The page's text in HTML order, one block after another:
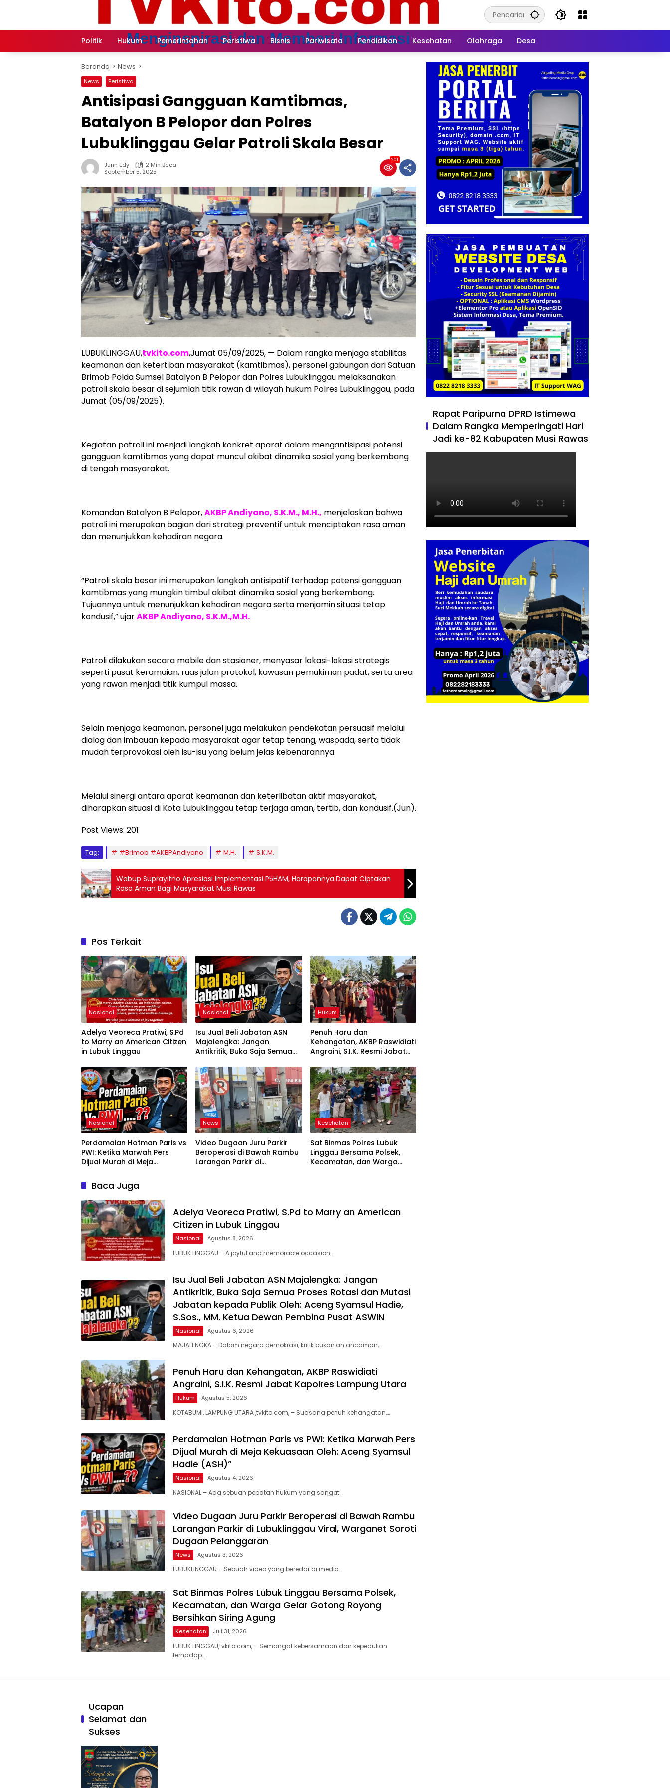
Politik
Hukum Pemerintahan Peristiwa Bisnis Pariwisata Pendidikan Kesehatan Olahraga Desa
Beranda News
News Peristiwa
Antisipasi Gangguan Kamtibmas,
Batalyon B Pelopor dan Polres
Lubuklinggau Gelar Patroli Skala Besar
Junn Edy
2 Min Baca
September 5, 2025
201
LUBUKLINGGAU,tvkito.com,Jumat 05/09/2025, — Dalam rangka menjaga stabilitas
keamanan dan ketertiban masyarakat (kamtibmas), personel gabungan dari Satuan
Brimob Polda Sumsel Batalyon B Pelopor dan Polres Lubuklinggau melaksanakan
patroli skala besar di sejumlah titik rawan di wilayah hukum Polres Lubuklinggau, pada
Jumat (05/09/2025).
Kegiatan patroli ini menjadi langkah konkret aparat dalam mengantisipasi potensi
gangguan kamtibmas yang dapat muncul akibat dinamika sosial yang berkembang
di tengah masyarakat.
Komandan Batalyon B Pelopor,AKBP Andiyano, S.K.M., M.H., menjelaskan bahwa
patroli ini merupakan bagian dari strategi preventif untuk menciptakan rasa aman
dan menunjukkan kehadiran negara.
“Patroli skala besar ini merupakan langkah antisipatif terhadap potensi gangguan
kamtibmas yang mungkin timbul akibat dinamika sosial yang berkembang.
Tujuannya untuk menunjukkan kehadiran negara serta menjamin situasi tetap
kondusif,” ujarAKBP Andiyano, S.K.M.,M.H.
Patroli dilakukan secara mobile dan stasioner, menyasar lokasi-lokasi strategis
seperti pusat keramaian, ruas jalan protokol, kawasan pemukiman padat, serta area
yang rawan menjadi titik kumpul massa.
Selain menjaga keamanan, personel juga melakukan pendekatan persuasif melalui
dialog dan imbauan kepada masyarakat agar tetap tenang, waspada, serta tidak
mudah terprovokasi oleh isu-isu yang belum jelas kebenarannya.
Melalui sinergi antara aparat keamanan dan keterlibatan aktif masyarakat,
diharapkan situasi di Kota Lubuklinggau tetap terjaga aman, tertib, dan kondusif.(Jun).
Post Views: 201
Tag: #Brimob #AKBPAndiyano M.H. S.K.M.
Wabup Suprayitno Apresiasi Implementasi P5HAM, Harapannya Dapat Ciptakan
Rasa Aman Bagi Masyarakat Musi Rawas
Pos Terkait
Nasional
Adelya Veoreca Pratiwi, S.Pd
to Marry an American Citizen
in Lubuk Linggau
Nasional
Isu Jual Beli Jabatan ASN
Majalengka: Jangan
Antikritik, Buka Saja Semua
Jabatan kepada Publik Oleh:
Aceng Syamsul Hadie, S.Sos.,
MM. Ketua Dewan Pembina
Pusat ASWIN
Hukum
Penuh Haru dan
Kehangatan, AKBP Raswidiati
Angraini, S.I.K. Resmi Jabat
Nasional
Perdamaian Hotman Paris vs
PWI: Ketika Marwah Pers
Dijual Murah di Meja
Syamsul Hadie (ASH)”
News
Video Dugaan Juru Parkir
Beroperasi di Bawah Rambu
Larangan Parkir di
Kesehatan
Sat Binmas Polres Lubuk
Linggau Bersama Polsek,
Kecamatan, dan Warga
Baca Juga
Adelya Veoreca Pratiwi, S.Pd to Marry an American
Citizen in Lubuk Linggau
Nasional Agustus 8, 2026
LUBUK LINGGAU – A joyful and memorable occasion…
Isu Jual Beli Jabatan ASN Majalengka: Jangan
Antikritik, Buka Saja Semua Proses Rotasi dan Mutasi
Jabatan kepada Publik Oleh: Aceng Syamsul Hadie,
S.Sos., MM. Ketua Dewan Pembina Pusat ASWIN
Nasional Agustus 6, 2026
MAJALENGKA – Dalam negara demokrasi, kritik bukanlah ancaman,…
Penuh Haru dan Kehangatan, AKBP Raswidiati
Angraini, S.I.K. Resmi Jabat Kapolres Lampung Utara
Hukum Agustus 5, 2026
KOTABUMI, LAMPUNG UTARA ,tvkito.com, – Suasana penuh kehangatan,…
Perdamaian Hotman Paris vs PWI: Ketika Marwah Pers
Dijual Murah di Meja Kekuasaan Oleh: Aceng Syamsul
Hadie (ASH)”
Nasional Agustus 4, 2026
NASIONAL – Ada sebuah pepatah hukum yang sangat…
Video Dugaan Juru Parkir Beroperasi di Bawah Rambu
Larangan Parkir di Lubuklinggau Viral, Warganet Soroti
Dugaan Pelanggaran
News Agustus 3, 2026
LUBUKLINGGAU – Sebuah video yang beredar di media…
Sat Binmas Polres Lubuk Linggau Bersama Polsek,
Kecamatan, dan Warga Gelar Gotong Royong
Bersihkan Siring Agung
Kesehatan Juli 31, 2026
LUBUK LINGGAU,tvkito.com, – Semangat kebersamaan dan kepedulian
terhadap…
Rapat Paripurna DPRD Istimewa
Dalam Rangka Memperingati Hari
Jadi ke-82 Kabupaten Musi Rawas
Ucapan
Selamat dan
Sukses